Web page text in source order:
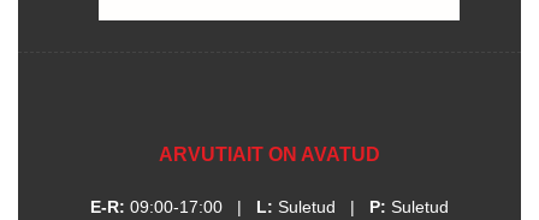
ARVUTIAIT ON AVATUD
E-R: 09:00-17:00 | L: Suletud | P: Suletud